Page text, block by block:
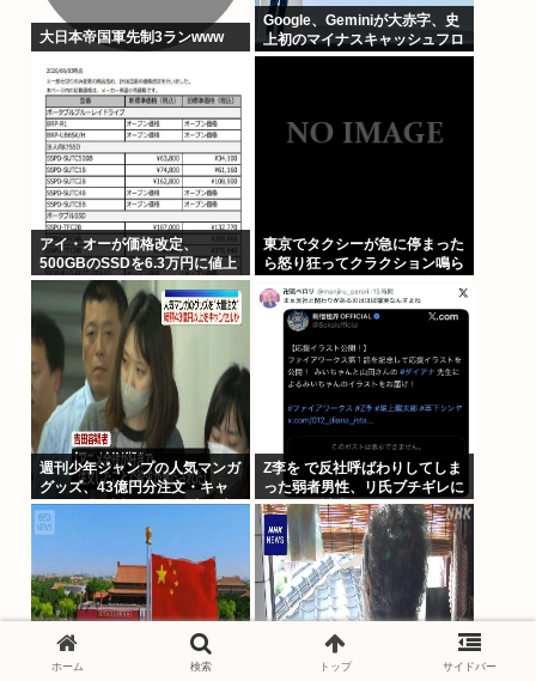
大日本帝国軍先制3ランwww
Google、Geminiが大赤字、史
上初のマイナスキャッシュフロ
ーに陥る
アイ・オーが価格改定、
500GBのSSDを6.3万円に値上
げしてしまう 元の値段3.4万か
らほぼ2倍の地獄へ
東京でタクシーが急に停まった
ら怒り狂ってクラクション鳴ら
バーwww
週刊少年ジャンプの人気マンガ
グッズ、43億円分注文・キャ
ンセル繰り返したか 32歳女逮
捕「注文したことで欲求が満た
Z李を で反社呼ばわりしてしま
った弱者男性、リ氏ブチギレに
より開示請求へ
ホーム 検索 トップ サイドバー